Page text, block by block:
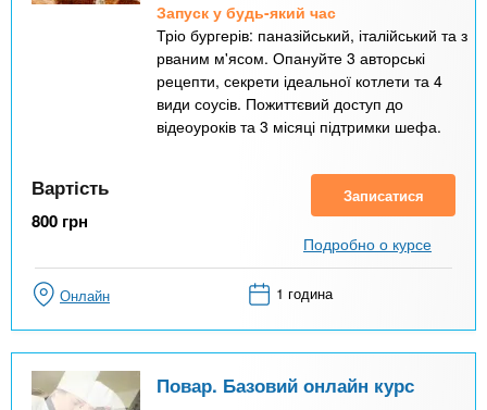
Запуск у будь-який час
Тріо бургерів: паназійський, італійський та з
рваним м'ясом. Опануйте 3 авторські
рецепти, секрети ідеальної котлети та 4
види соусів. Пожиттєвий доступ до
відеоуроків та 3 місяці підтримки шефа.
Вартість
800 грн
Записатися
Подробно о курсе
Онлайн 1 година
Повар. Базовий онлайн курс